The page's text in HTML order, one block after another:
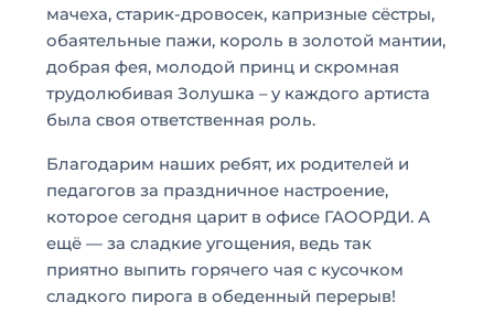
мачеха, старик-дровосек, капризные сёстры,
обаятельные пажи, король в золотой мантии,
добрая фея, молодой принц и скромная
трудолюбивая Золушка – у каждого артиста
была своя ответственная роль.
Благодарим наших ребят, их родителей и
педагогов за праздничное настроение,
которое сегодня царит в офисе ГАООРДИ. А
ещё — за сладкие угощения, ведь так
приятно выпить горячего чая с кусочком
сладкого пирога в обеденный перерыв!